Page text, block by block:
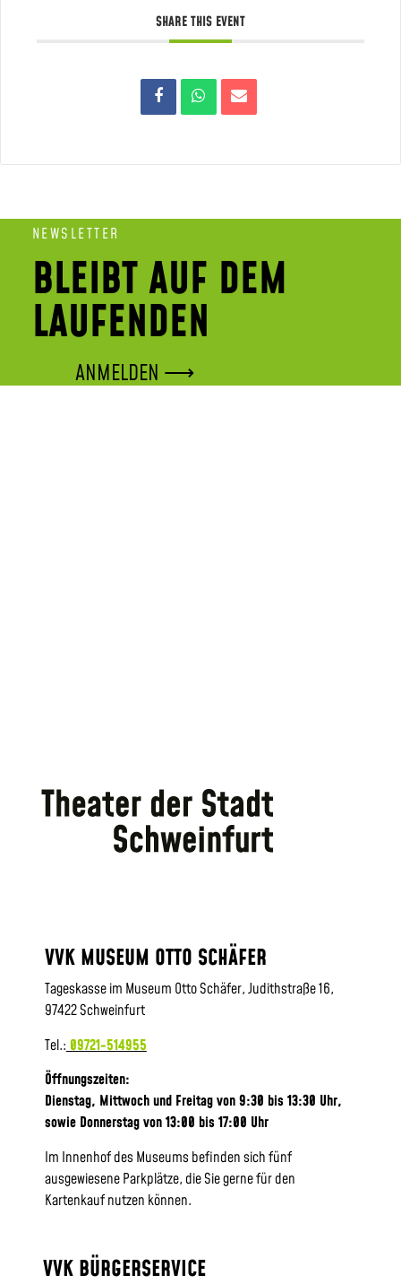
SHARE THIS EVENT
NEWSLETTER
BLEIBT AUF DEM
LAUFENDEN
ANMELDEN ⟶
VVK MUSEUM OTTO SCHÄFER
Tageskasse im Museum Otto Schäfer, Judithstraße 16,
97422 Schweinfurt
Tel.: 09721-514955
Öffnungszeiten:
Dienstag, Mittwoch und Freitag von 9:30 bis 13:30 Uhr,
sowie Donnerstag von 13:00 bis 17:00 Uhr
Im Innenhof des Museums befinden sich fünf
ausgewiesene Parkplätze, die Sie gerne für den
Kartenkauf nutzen können.
VVK BÜRGERSERVICE